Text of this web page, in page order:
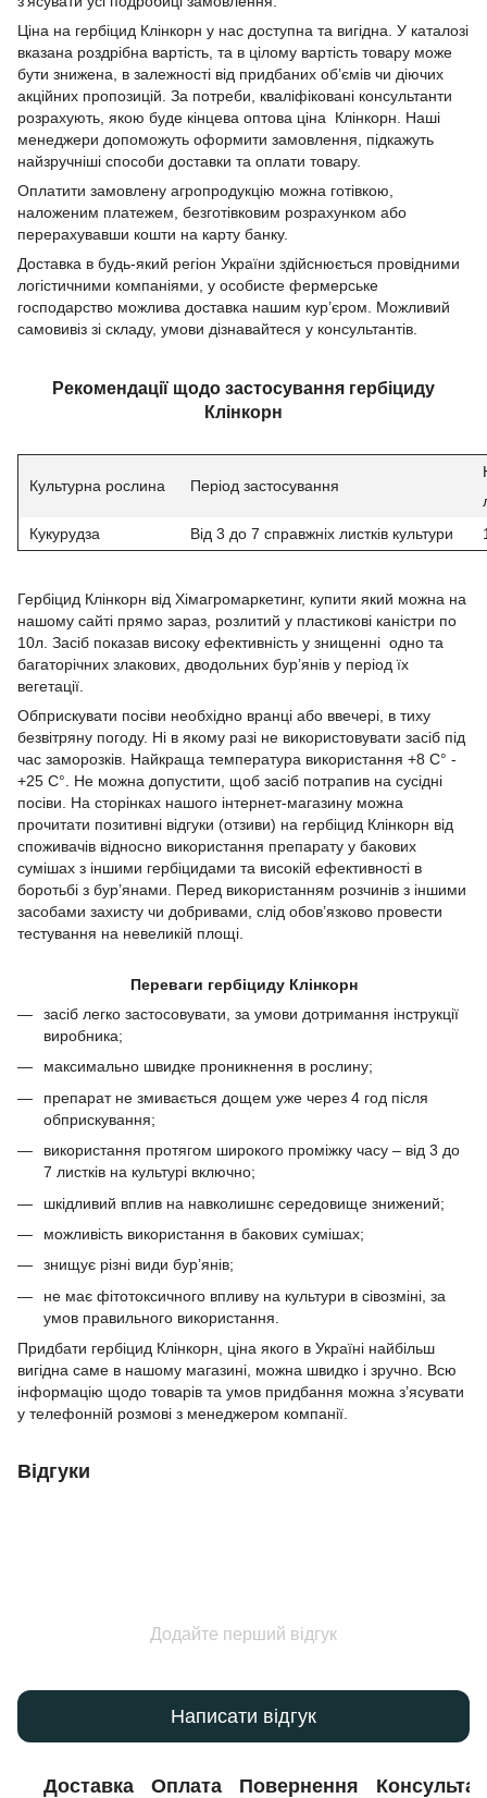
Ціна на гербіцид Клінкорн у нас доступна та вигідна. У каталозі
вказана роздрібна вартість, та в цілому вартість товару може
бути знижена, в залежності від придбаних об’ємів чи діючих
акційних пропозицій. За потреби, кваліфіковані консультанти
розрахують, якою буде кінцева оптова ціна Клінкорн. Наші
менеджери допоможуть оформити замовлення, підкажуть
найзручніші способи доставки та оплати товару.
Оплатити замовлену агропродукцію можна готівкою,
наложеним платежем, безготівковим розрахунком або
перерахувавши кошти на карту банку.
Доставка в будь-який регіон України здійснюється провідними
логістичними компаніями, у особисте фермерське
господарство можлива доставка нашим кур’єром. Можливий
самовивіз зі складу, умови дізнавайтеся у консультантів.
Рекомендації щодо застосування гербіциду
Клінкорн
Культурна рослина Період застосування
Кукурудза
Від 3 до 7 справжніх листків культури
Гербіцид Клінкорн від Хімагромаркетинг, купити який можна на
нашому сайті прямо зараз, розлитий у пластикові каністри по
10л. Засіб показав високу ефективність у знищенні одно та
багаторічних злакових, дводольних бур’янів у період їх
вегетації.
Обприскувати посіви необхідно вранці або ввечері, в тиху
безвітряну погоду. Ні в якому разі не використовувати засіб під
час заморозків. Найкраща температура використання +8 С° -
+25 С°. Не можна допустити, щоб засіб потрапив на сусідні
посіви. На сторінках нашого інтернет-магазину можна
прочитати позитивні відгуки (отзиви) на гербіцид Клінкорн від
споживачів відносно використання препарату у бакових
сумішах з іншими гербіцидами та високій ефективності в
боротьбі з бур’янами. Перед використанням розчинів з іншими
засобами захисту чи добривами, слід обов’язково провести
тестування на невеликій площі.
Переваги гербіциду Клінкорн
засіб легко застосовувати, за умови дотримання інструкції
виробника;
максимально швидке проникнення в рослину;
препарат не змивається дощем уже через 4 год після
обприскування;
використання протягом широкого проміжку часу – від 3 до
7 листків на культурі включно;
шкідливий вплив на навколишнє середовище знижений;
можливість використання в бакових сумішах;
знищує різні види бур’янів;
не має фітотоксичного впливу на культури в сівозміні, за
умов правильного використання.
Придбати гербіцид Клінкорн, ціна якого в Україні найбільш
вигідна саме в нашому магазині, можна швидко і зручно. Всю
інформацію щодо товарів та умов придбання можна з’ясувати
у телефонній розмові з менеджером компанії.
Відгуки
Додайте перший відгук
Написати відгук
Доставка Оплата Повернення